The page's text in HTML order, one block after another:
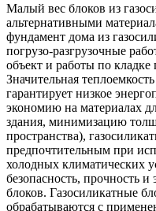
Малый вес блоков из
альтернативными
фундамент дома из
погрузо-разгрузочные
объект и работы по кладке
Значительная
гарантирует низкое
экономию на материалах
здания, минимизацию
пространства),
предпочтительным при
холодных климатических
безопасность, прочность и
блоков. Газосиликатные
обрабатываются с